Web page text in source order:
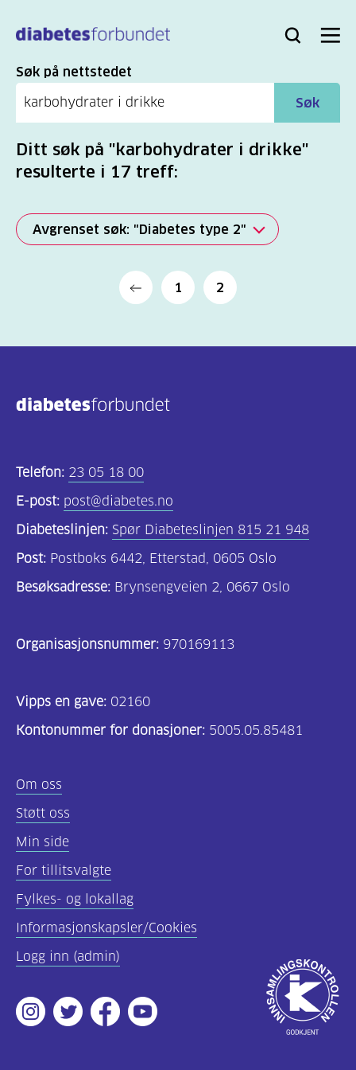
hovedinnhold
Bli
Logg
Søk Meny
Søk
Søk på nettstedet
Søk
Ditt søk på "karbohydrater i drikke"
resulterte i 17 treff:
Avgrenset søk: "Diabetes type 2"
og
Om
(195)
helsepersonell
(157)
innhold
(59)
Diabetes
type
1
(43)
Diabetes
2
1 2
Telefon: 23 05 18 00
E-post: post@diabetes.no
Diabeteslinjen: Spør Diabeteslinjen 815 21 948
Post: Postboks 6442, Etterstad, 0605 Oslo
Besøksadresse: Brynsengveien 2, 0667 Oslo
Organisasjonsnummer: 970169113
Vipps en gave: 02160
Kontonummer for donasjoner: 5005.05.85481
Om oss
Støtt oss
Min side
For tillitsvalgte
Fylkes- og lokallag
Informasjonskapsler/Cookies
Logg inn (admin)
Instagram
TwitterFacebookYoutube
Godkjent
av